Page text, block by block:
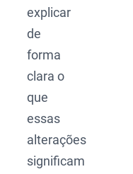
explicar
de
forma
clara o
que
essas
alterações
significam